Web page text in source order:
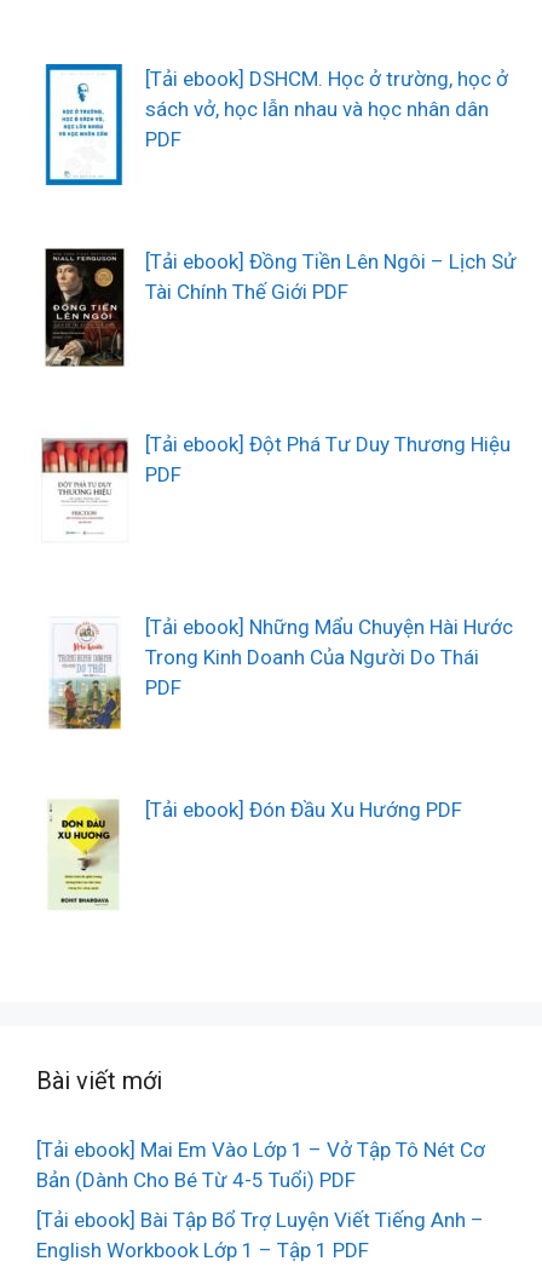
[Tải ebook] DSHCM. Học ở trường, học ở
sách vở, học lẫn nhau và học nhân dân
PDF
[Tải ebook] Đồng Tiền Lên Ngôi – Lịch Sử
Tài Chính Thế Giới PDF
[Tải ebook] Đột Phá Tư Duy Thương Hiệu
PDF
[Tải ebook] Những Mẩu Chuyện Hài Hước
Trong Kinh Doanh Của Người Do Thái
PDF
[Tải ebook] Đón Đầu Xu Hướng PDF
Bài viết mới
[Tải ebook] Mai Em Vào Lớp 1 – Vở Tập Tô Nét Cơ
Bản (Dành Cho Bé Từ 4-5 Tuổi) PDF
[Tải ebook] Bài Tập Bổ Trợ Luyện Viết Tiếng Anh –
English Workbook Lớp 1 – Tập 1 PDF